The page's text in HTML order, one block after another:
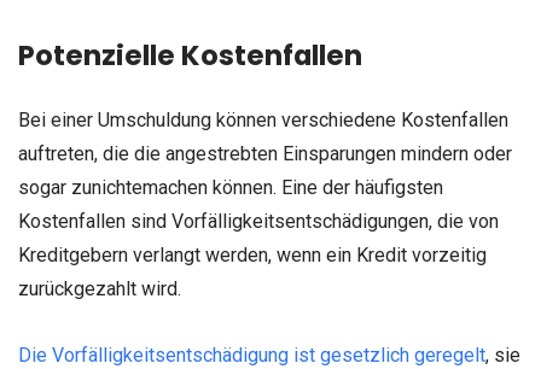
Potenzielle Kostenfallen
Bei einer Umschuldung können verschiedene Kostenfallen
auftreten, die die angestrebten Einsparungen mindern oder
sogar zunichtemachen können. Eine der häufigsten
Kostenfallen sind Vorfälligkeitsentschädigungen, die von
Kreditgebern verlangt werden, wenn ein Kredit vorzeitig
zurückgezahlt wird.
Die Vorfälligkeitsentschädigung ist gesetzlich geregelt, sie